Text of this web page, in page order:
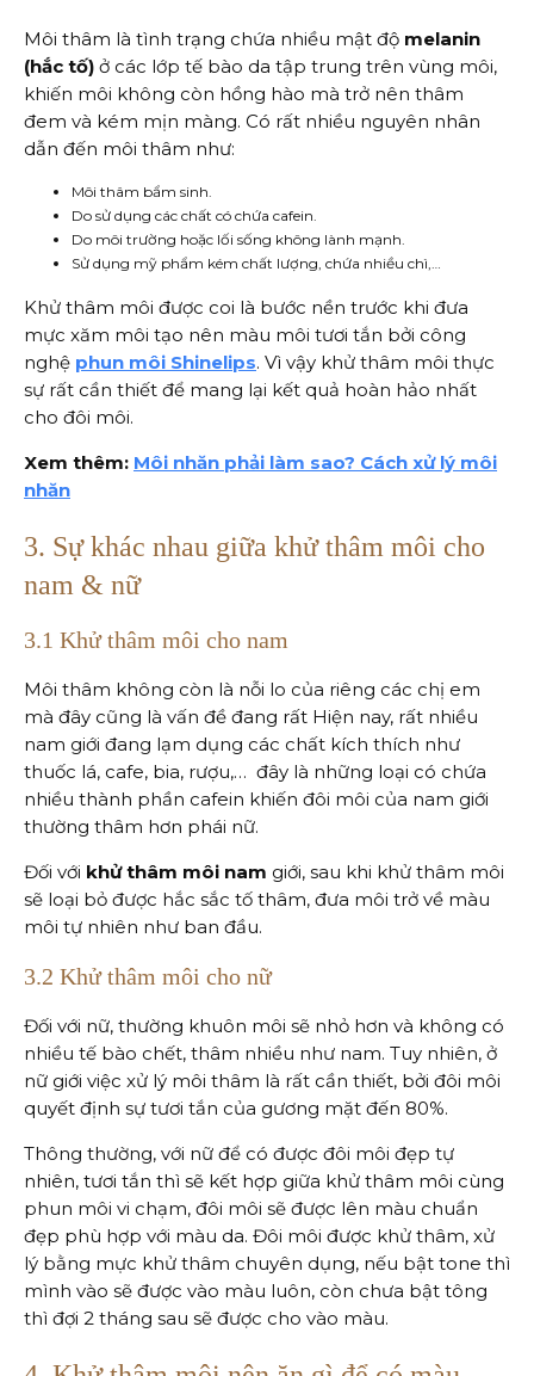
Môi thâm là tình trạng chứa nhiều mật độ melanin
(hắc tố) ở các lớp tế bào da tập trung trên vùng môi,
khiến môi không còn hồng hào mà trở nên thâm
đem và kém mịn màng. Có rất nhiều nguyên nhân
dẫn đến môi thâm như:
Môi thâm bẩm sinh.
Do sử dụng các chất có chứa cafein.
Do môi trường hoặc lối sống không lành mạnh.
Sử dụng mỹ phẩm kém chất lượng, chứa nhiều chì,…
Khử thâm môi được coi là bước nền trước khi đưa
mực xăm môi tạo nên màu môi tươi tắn bởi công
nghệ phun môi Shinelips. Vì vậy khử thâm môi thực
sự rất cần thiết để mang lại kết quả hoàn hảo nhất
cho đôi môi.
Xem thêm: Môi nhăn phải làm sao? Cách xử lý môi
nhăn
3. Sự khác nhau giữa khử thâm môi cho
nam & nữ
3.1 Khử thâm môi cho nam
Môi thâm không còn là nỗi lo của riêng các chị em
mà đây cũng là vấn đề đang rất Hiện nay, rất nhiều
nam giới đang lạm dụng các chất kích thích như
thuốc lá, cafe, bia, rượu,… đây là những loại có chứa
nhiều thành phần cafein khiến đôi môi của nam giới
thường thâm hơn phái nữ.
Đối với khử thâm môi nam giới, sau khi khử thâm môi
sẽ loại bỏ được hắc sắc tố thâm, đưa môi trở về màu
môi tự nhiên như ban đầu.
3.2 Khử thâm môi cho nữ
Đối với nữ, thường khuôn môi sẽ nhỏ hơn và không có
nhiều tế bào chết, thâm nhiều như nam. Tuy nhiên, ở
nữ giới việc xử lý môi thâm là rất cần thiết, bởi đôi môi
quyết định sự tươi tắn của gương mặt đến 80%.
Thông thường, với nữ để có được đôi môi đẹp tự
nhiên, tươi tắn thì sẽ kết hợp giữa khử thâm môi cùng
phun môi vi chạm, đôi môi sẽ được lên màu chuẩn
đẹp phù hợp với màu da. Đôi môi được khử thâm, xử
lý bằng mực khử thâm chuyên dụng, nếu bật tone thì
mình vào sẽ được vào màu luôn, còn chưa bật tông
thì đợi 2 tháng sau sẽ được cho vào màu.